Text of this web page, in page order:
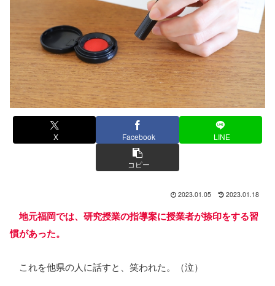
X Facebook LINE
コピー
2023.01.05 2023.01.18
地元福岡では、研究授業の指導案に授業者が捺印をする習
慣があった。
これを他県の人に話すと、笑われた。（泣）